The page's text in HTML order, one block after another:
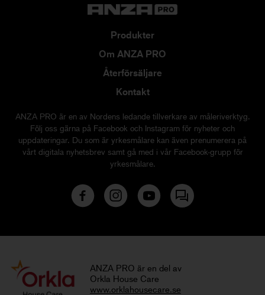
Produkter
Om ANZA PRO
Återförsäljare
Kontakt
ANZA PRO är en av Nordens ledande tillverkare av måleriverktyg.
Följ oss gärna på Facebook och Instagram för nyheter och
uppdateringar. Du som är yrkesmålare kan även prenumerera på
vårt digitala nyhetsbrev samt gå med i vår Facebook-grupp för
yrkesmålare.
ANZA PRO är en del av
Orkla House Care
www.orklahousecare.se